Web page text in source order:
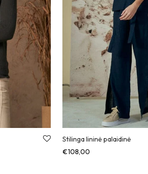
Stilinga lininė palaidinė
€108,00